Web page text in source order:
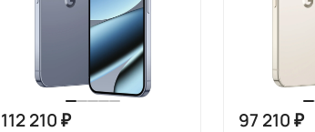
112 210 ₽ 97 210 ₽